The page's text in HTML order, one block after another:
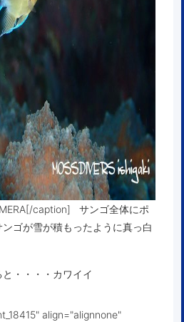
caption] サンゴ全体にポ
ゴが雪が積もったように真っ白
・・・・カワイイ
align="alignnone"